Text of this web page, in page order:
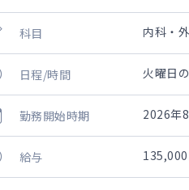
科目 内科・
日程/時間 火曜日
勤務開始時期 2026年
給与 135,000